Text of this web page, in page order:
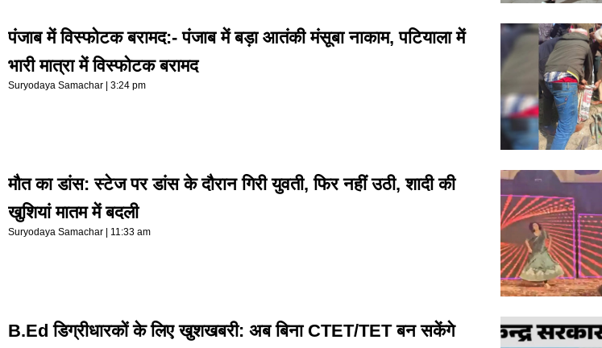
पंजाब में विस्फोटक बरामद:- पंजाब में बड़ा आतंकी मंसूबा नाकाम, पटियाला में
भारी मात्रा में विस्फोटक बरामद
Suryodaya Samachar 3:24 pm
मौत का डांस: स्टेज पर डांस के दौरान गिरी युवती, फिर नहीं उठी, शादी की
खुशियां मातम में बदली
Suryodaya Samachar 11:33 am
B.Ed डिग्रीधारकों के लिए खुशखबरी: अब बिना CTET/TET बन सकेंगे